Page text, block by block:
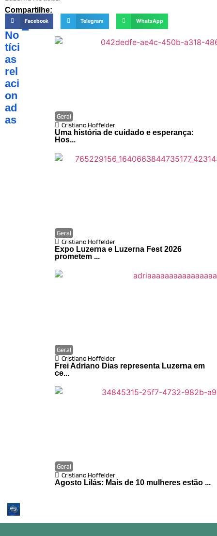
Compartilhe:
Facebook Telegram WhatsApp
No
tíci
as
rel
aci
on
ad
as
Geral
Cristiano Hoffelder
Uma história de cuidado e esperança:
Hos...
Geral
Cristiano Hoffelder
Expo Luzerna e Luzerna Fest 2026
prometem ...
Geral
Cristiano Hoffelder
Frei Adriano Dias representa Luzerna em
ce...
Geral
Cristiano Hoffelder
Agosto Lilás: Mais de 10 mulheres estão ...